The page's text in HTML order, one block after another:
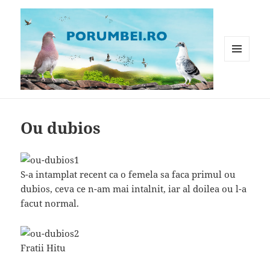
Ou dubios
S-a intamplat recent ca o femela sa faca primul ou
dubios, ceva ce n-am mai intalnit, iar al doilea ou l-a
facut normal.
Fratii Hitu